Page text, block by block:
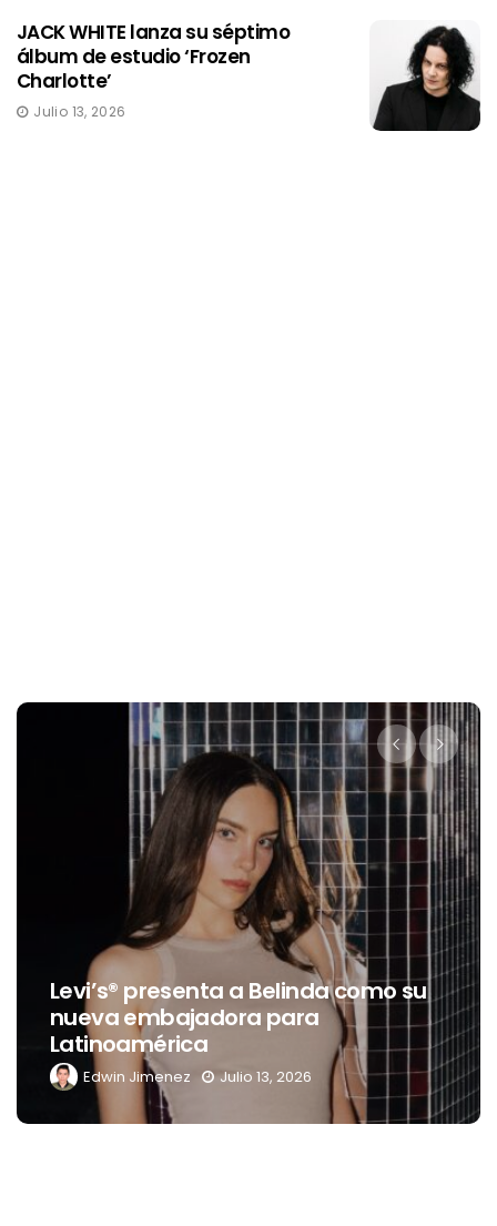
JACK WHITE lanza su séptimo
álbum de estudio ‘Frozen
Charlotte’
Julio 13, 2026
Levi’s® presenta a Belinda como su
nueva embajadora para
Latinoamérica
Edwin Jimenez Julio 13, 2026